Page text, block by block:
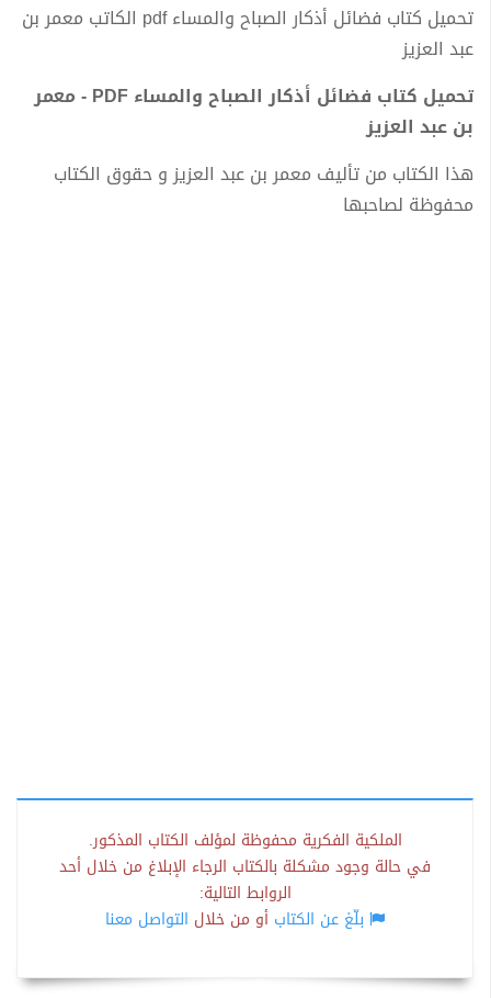
تحميل كتاب فضائل أذكار الصباح والمساء pdf الكاتب معمر بن
عبد العزيز
تحميل كتاب فضائل أذكار الصباح والمساء PDF - معمر
بن عبد العزيز
هذا الكتاب من تأليف معمر بن عبد العزيز و حقوق الكتاب
محفوظة لصاحبها
الملكية الفكرية محفوظة لمؤلف الكتاب المذكور.
في حالة وجود مشكلة بالكتاب الرجاء الإبلاغ من خلال أحد
الروابط التالية:
بلّغ عن الكتاب أو من خلال التواصل معنا